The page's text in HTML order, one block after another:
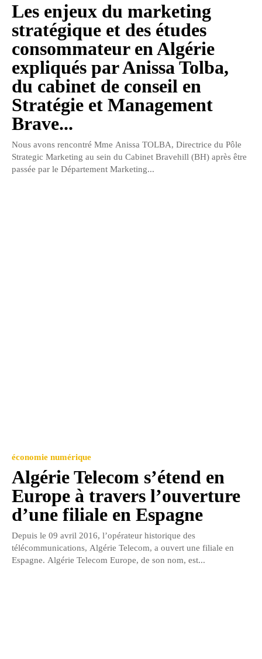
Les enjeux du marketing
stratégique et des études
consommateur en Algérie
expliqués par Anissa Tolba,
du cabinet de conseil en
Stratégie et Management
Brave...
Nous avons rencontré Mme Anissa TOLBA, Directrice du Pôle
Strategic Marketing au sein du Cabinet Bravehill (BH) après être
passée par le Département Marketing...
économie numérique
Algérie Telecom s’étend en
Europe à travers l’ouverture
d’une filiale en Espagne
Depuis le 09 avril 2016, l’opérateur historique des
télécommunications, Algérie Telecom, a ouvert une filiale en
Espagne. Algérie Telecom Europe, de son nom, est...